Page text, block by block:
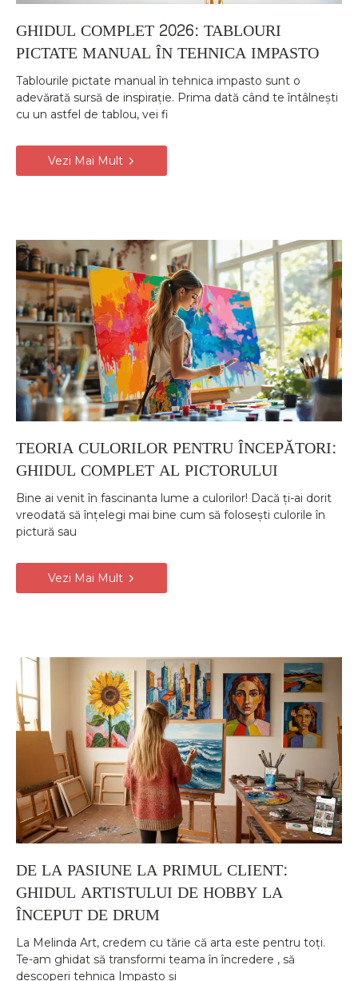
GHIDUL COMPLET 2026: TABLOURI
PICTATE MANUAL ÎN TEHNICA IMPASTO
Tablourile pictate manual în tehnica impasto sunt o
adevărată sursă de inspirație. Prima dată când te întâlnești
cu un astfel de tablou, vei fi
Vezi Mai Mult
TEORIA CULORILOR PENTRU ÎNCEPĂTORI:
GHIDUL COMPLET AL PICTORULUI
Bine ai venit în fascinanta lume a culorilor! Dacă ți-ai dorit
vreodată să înțelegi mai bine cum să folosești culorile în
pictură sau
Vezi Mai Mult
DE LA PASIUNE LA PRIMUL CLIENT:
GHIDUL ARTISTULUI DE HOBBY LA
ÎNCEPUT DE DRUM
La Melinda Art, credem cu tărie că arta este pentru toți.
Te-am ghidat să transformi teama în încredere , să
descoperi tehnica Impasto și